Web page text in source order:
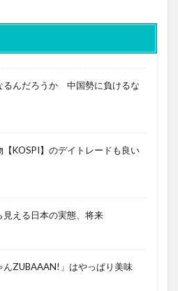
るんだろうか 中国勢に負けるな
KOSPI】のデイトレードも良い
見える日本の実態、将来
んZUBAAAN!」はやっぱり美味